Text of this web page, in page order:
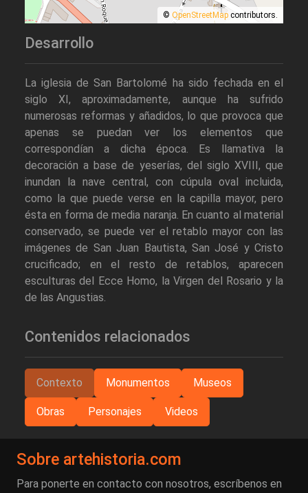
© OpenStreetMap contributors.
Desarrollo
La iglesia de San Bartolomé ha sido fechada en el
siglo XI, aproximadamente, aunque ha sufrido
numerosas reformas y añadidos, lo que provoca que
apenas se puedan ver los elementos que
correspondían a dicha época. Es llamativa la
decoración a base de yeserías, del siglo XVIII, que
inundan la nave central, con cúpula oval incluida,
como la que puede verse en la capilla mayor, pero
ésta en forma de media naranja. En cuanto al material
conservado, se puede ver el retablo mayor con las
imágenes de San Juan Bautista, San José y Cristo
crucificado; en el resto de retablos, aparecen
esculturas del Ecce Homo, la Virgen del Rosario y la
de las Angustias.
Contenidos relacionados
Contexto Monumentos Museos
Obras Personajes Videos
Sobre artehistoria.com
Para ponerte en contacto con nosotros, escríbenos en